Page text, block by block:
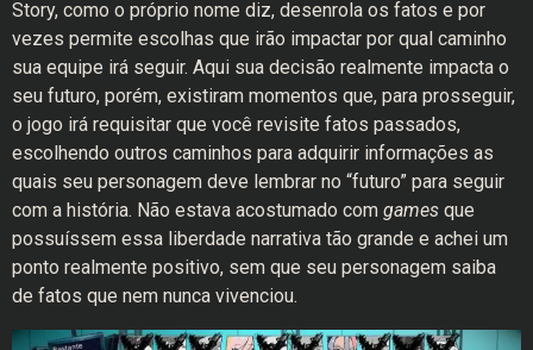
Story, como o próprio nome diz, desenrola os fatos e por
vezes permite escolhas que irão impactar por qual caminho
sua equipe irá seguir. Aqui sua decisão realmente impacta o
seu futuro, porém, existiram momentos que, para prosseguir,
o jogo irá requisitar que você revisite fatos passados,
escolhendo outros caminhos para adquirir informações as
quais seu personagem deve lembrar no “futuro” para seguir
com a história. Não estava acostumado com games que
possuíssem essa liberdade narrativa tão grande e achei um
ponto realmente positivo, sem que seu personagem saiba
de fatos que nem nunca vivenciou.